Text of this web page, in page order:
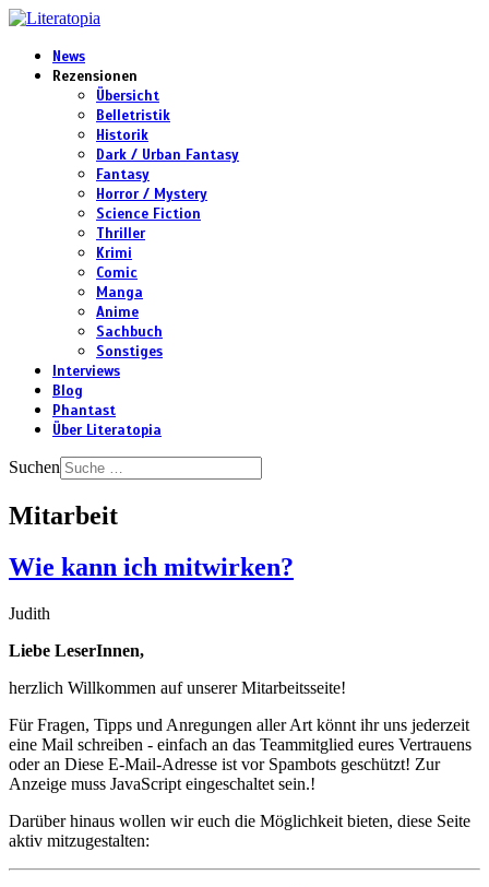
News
Rezensionen
Übersicht
Belletristik
Historik
Dark / Urban Fantasy
Fantasy
Horror / Mystery
Science Fiction
Thriller
Krimi
Comic
Manga
Anime
Sachbuch
Sonstiges
Interviews
Blog
Phantast
Über Literatopia
Suchen
Mitarbeit
Wie kann ich mitwirken?
Judith
Liebe LeserInnen,
herzlich Willkommen auf unserer Mitarbeitsseite!
Für Fragen, Tipps und Anregungen aller Art könnt ihr uns jederzeit
eine Mail schreiben - einfach an das Teammitglied eures Vertrauens
oder an Diese E-Mail-Adresse ist vor Spambots geschützt! Zur
Anzeige muss JavaScript eingeschaltet sein.!
Darüber hinaus wollen wir euch die Möglichkeit bieten, diese Seite
aktiv mitzugestalten: